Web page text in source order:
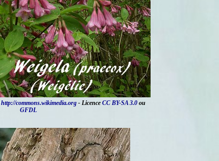
http://commons.wikimedia.org- Licence CC BY-SA 3.0ou
GFDL